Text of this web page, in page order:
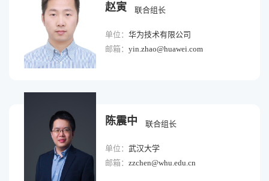
赵寅 联合组长
单位： 华为技术有限公司
邮箱： yin.zhao@huawei.com
陈震中 联合组长
单位： 武汉大学
邮箱： zzchen@whu.edu.cn